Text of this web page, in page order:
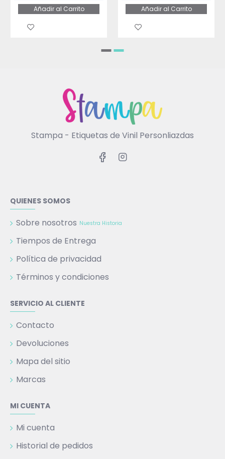
Añadir al Carrito Añadir al Carrito
Stampa - Etiquetas de Vinil Personliazdas
QUIENES SOMOS
Sobre nosotros Nuestra Historia
Tiempos de Entrega
Política de privacidad
Términos y condiciones
SERVICIO AL CLIENTE
Contacto
Devoluciones
Mapa del sitio
Marcas
MI CUENTA
Mi cuenta
Historial de pedidos